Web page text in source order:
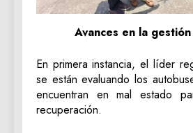
Avances en la
En primera instancia, el líder
se están evaluando los
encuentran en mal estado
recuperación.